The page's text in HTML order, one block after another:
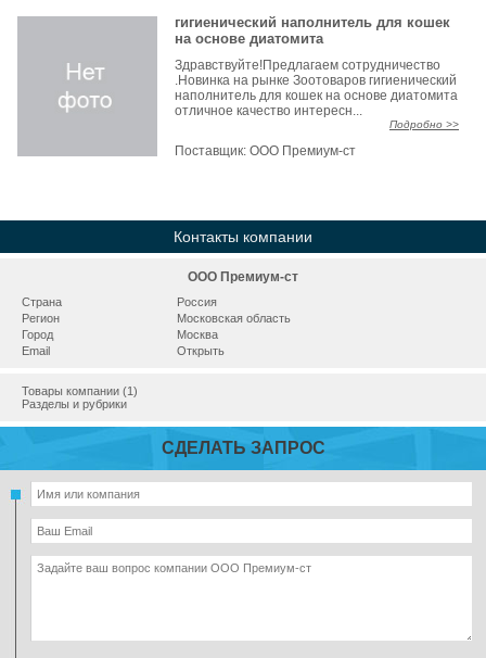
гигиенический наполнитель для кошек
на основе диатомита
Здравствуйте!Предлагаем сотрудничество
.Новинка на рынке Зоотоваров гигиенический
наполнитель для кошек на основе диатомита
отличное качество интересн...
Подробно >>
Поставщик:ООО Премиум-ст
Контакты компании
ООО Премиум-ст
Страна
Россия
Регион
Московская область
Город
Москва
Email
Открыть
Товары компании (1)
Разделы и рубрики
СДЕЛАТЬ ЗАПРОС